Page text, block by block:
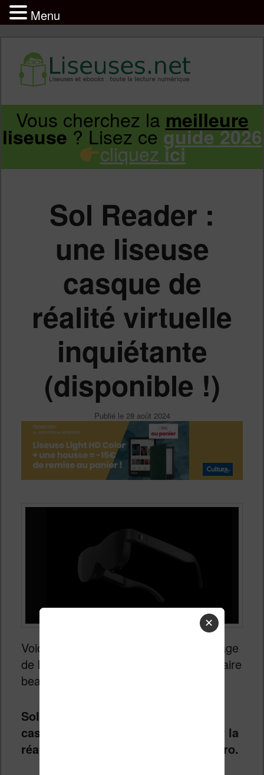
Infos sur les liseuses Kindle, Kobo,
Vivlio, Pocketbook
Aller
principal
Aller
secondaire
Vous cherchez la meilleure
liseuse? Lisez ceguide 2026
cliquez ici
Sol Reader :
une liseuse
casque de
réalité virtuelle
inquiétante
(disponible !)
Publié le 28 août 2024
Voici un nouveau produit dans le paysage
de la lecture numérique qui risque de faire
beaucoup parler :
Sol Reader se présente comme un
casque proche de ceux utilisés pour la
réalité virtuelle ou le Apple Vision Pro.
✕
Menu